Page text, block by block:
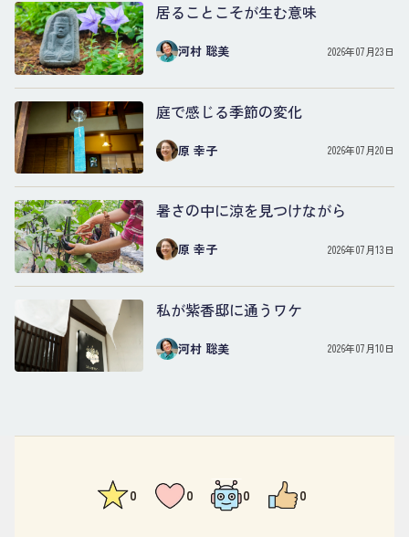
居ることこそが生む意味
河村 聡美 2026年07月23日
庭で感じる季節の変化
原 幸子 2026年07月20日
暑さの中に涼を見つけながら
原 幸子 2026年07月13日
私が紫香邸に通うワケ
河村 聡美 2026年07月10日
0 0 0 0